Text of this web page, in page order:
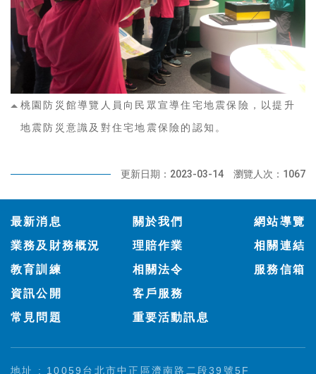
桃園防災館導覽人員向民眾宣導住宅地震保險，以提升
地震防災意識及對住宅地震保險的認知。
更新日期：2023-03-14 瀏覽人次：1067
最新消息
關於我們
業務及財務概況
理賠作業
教育訓練
相關法令
資訊公開
客戶服務
常見問題
重要活動訊息
網站導覽
相關連結
服務信箱
地址 : 10059台北市中正區濟南路二段39號5F